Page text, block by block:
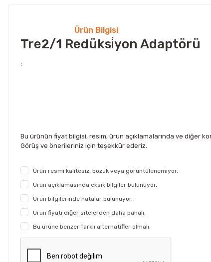
Ürün Bilgisi
Tre2/1 Redüksi̇yon Adaptörü
:
Bu ürünün fiyat bilgisi, resim, ürün açıklamalarında ve diğer
Görüş ve önerileriniz için teşekkür ederiz.
Ürün resmi kalitesiz, bozuk veya görüntülenemiyor.
Ürün açıklamasında eksik bilgiler bulunuyor.
Ürün bilgilerinde hatalar bulunuyor.
Ürün fiyatı diğer sitelerden daha pahalı.
Bu ürüne benzer farklı alternatifler olmalı.